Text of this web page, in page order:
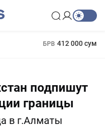
БРВ 412 000 сум
подпишут
границы
в г.Алматы